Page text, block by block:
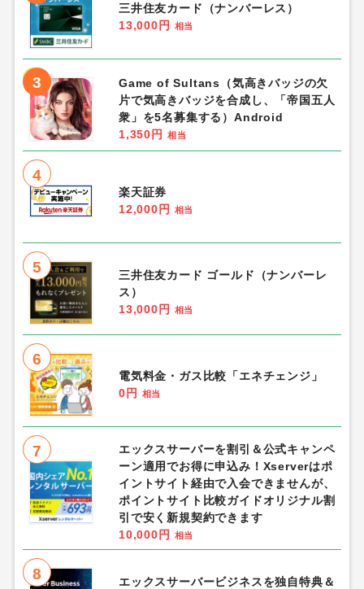
三井住友カード（ナンバーレス）
13,000円
相当
3
Game of Sultans（気高きバッジの欠
片で気高きバッジを合成し、「帝国五人
衆」を5名募集する）Android
1,350円
相当
4
楽天証券
12,000円
相当
5
三井住友カード ゴールド（ナンバーレ
ス）
13,000円
相当
6
電気料金・ガス比較「エネチェンジ」
0円
相当
7
エックスサーバーを割引＆公式キャンペ
ーン適用でお得に申込み！Xserverはポ
イントサイト経由で入会できませんが、
ポイントサイト比較ガイドオリジナル割
引で安く新規契約できます
10,000円
相当
8
エックスサーバービジネスを独自特典＆